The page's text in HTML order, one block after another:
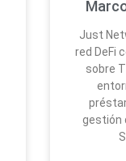
Just
red DeFi
sobre
gestión